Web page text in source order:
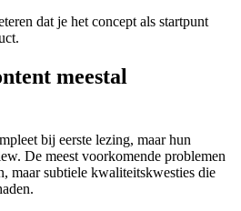
dat je het concept als startpunt
meestal
bij eerste lezing, maar hun
De meest voorkomende problemen
maar subtiele kwaliteitskwesties die